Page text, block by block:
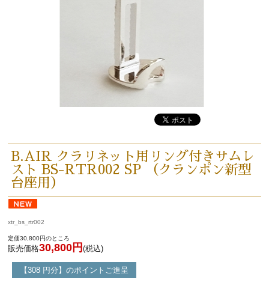
B.AIR クラリネット用リング付きサムレ
スト BS-RTR002 SP （クランポン新型
台座用）
xtr_bs_rtr002
定価30,800円のところ
販売価格30,800円 (税込)
【308 円分】のポイントご進呈